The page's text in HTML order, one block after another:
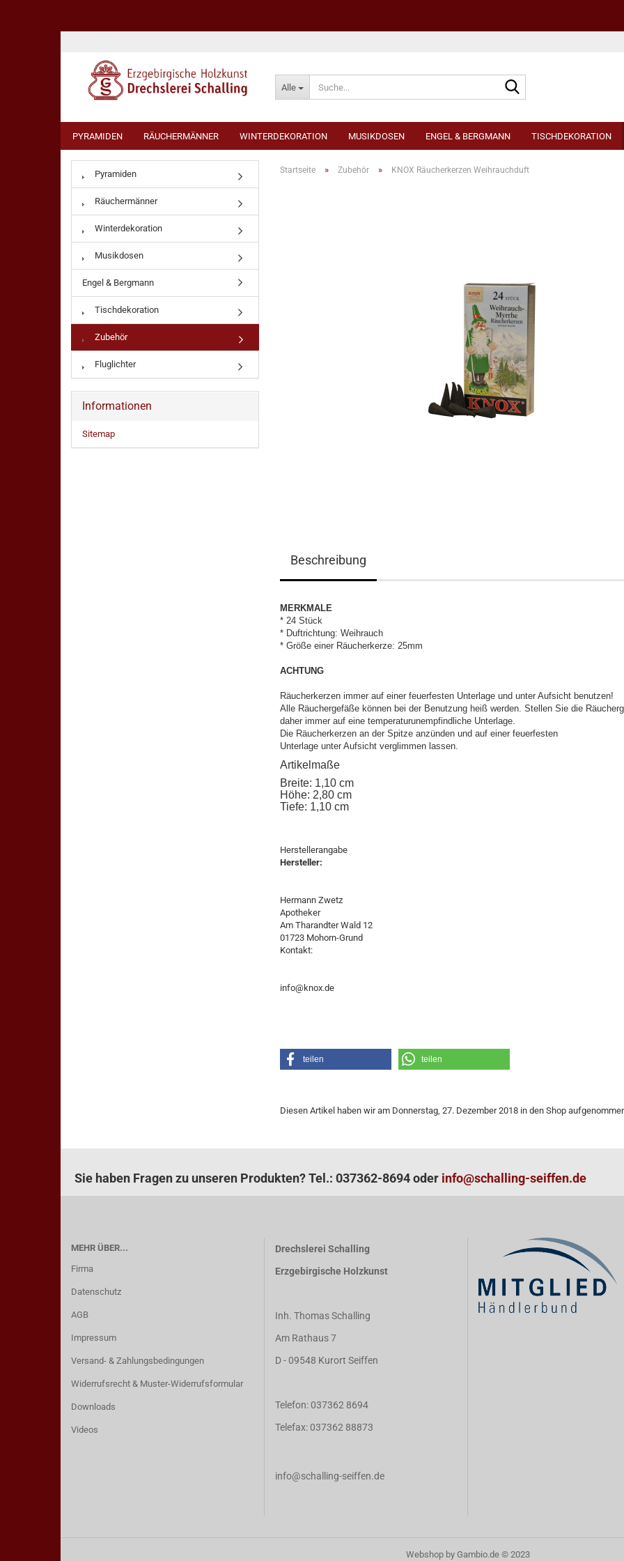
Alle
PYRAMIDEN RÄUCHERMÄNNER WINTERDEKORATION MUSIKDOSEN ENGEL & BERGMANN TISCHDEKORATION
Startseite » Zubehör » KNOX Räucherkerzen Weihrauchduft
Beschreibung
MERKMALE
* 24 Stück
* Duftrichtung: Weihrauch
* Größe einer Räucherkerze: 25mm
ACHTUNG
Räucherkerzen immer auf einer feuerfesten Unterlage und unter Aufsicht benutzen!
Alle Räuchergefäße können bei der Benutzung heiß werden. Stellen Sie die
daher immer auf eine temperaturunempfindliche Unterlage.
Die Räucherkerzen an der Spitze anzünden und auf einer feuerfesten
Unterlage unter Aufsicht verglimmen lassen.
Artikelmaße
Breite: 1,10 cm
Höhe: 2,80 cm
Tiefe: 1,10 cm
Herstellerangabe
Hersteller:
Hermann Zwetz
Apotheker
Am Tharandter Wald 12
01723 Mohorn-Grund
Kontakt:
info@knox.de
teilen teilen
Diesen Artikel haben wir am Donnerstag, 27. Dezember 2018 in den Shop
Pyramiden
Räuchermänner
Winterdekoration
Musikdosen
Engel & Bergmann
Tischdekoration
Zubehör
Fluglichter
Informationen
Sitemap
Sie haben Fragen zu unseren Produkten? Tel.: 037362-8694 oder info@schalling-seiffen.de
MEHR ÜBER...
Firma
Datenschutz
AGB
Impressum
Versand- & Zahlungsbedingungen
Widerrufsrecht & Muster-Widerrufsformular
Downloads
Videos
Drechslerei Schalling
Erzgebirgische Holzkunst
Inh. Thomas Schalling
Am Rathaus 7
D - 09548 Kurort Seiffen
Telefon: 037362 8694
Telefax: 037362 88873
info@schalling-seiffen.de
Webshop by Gambio.de © 2023